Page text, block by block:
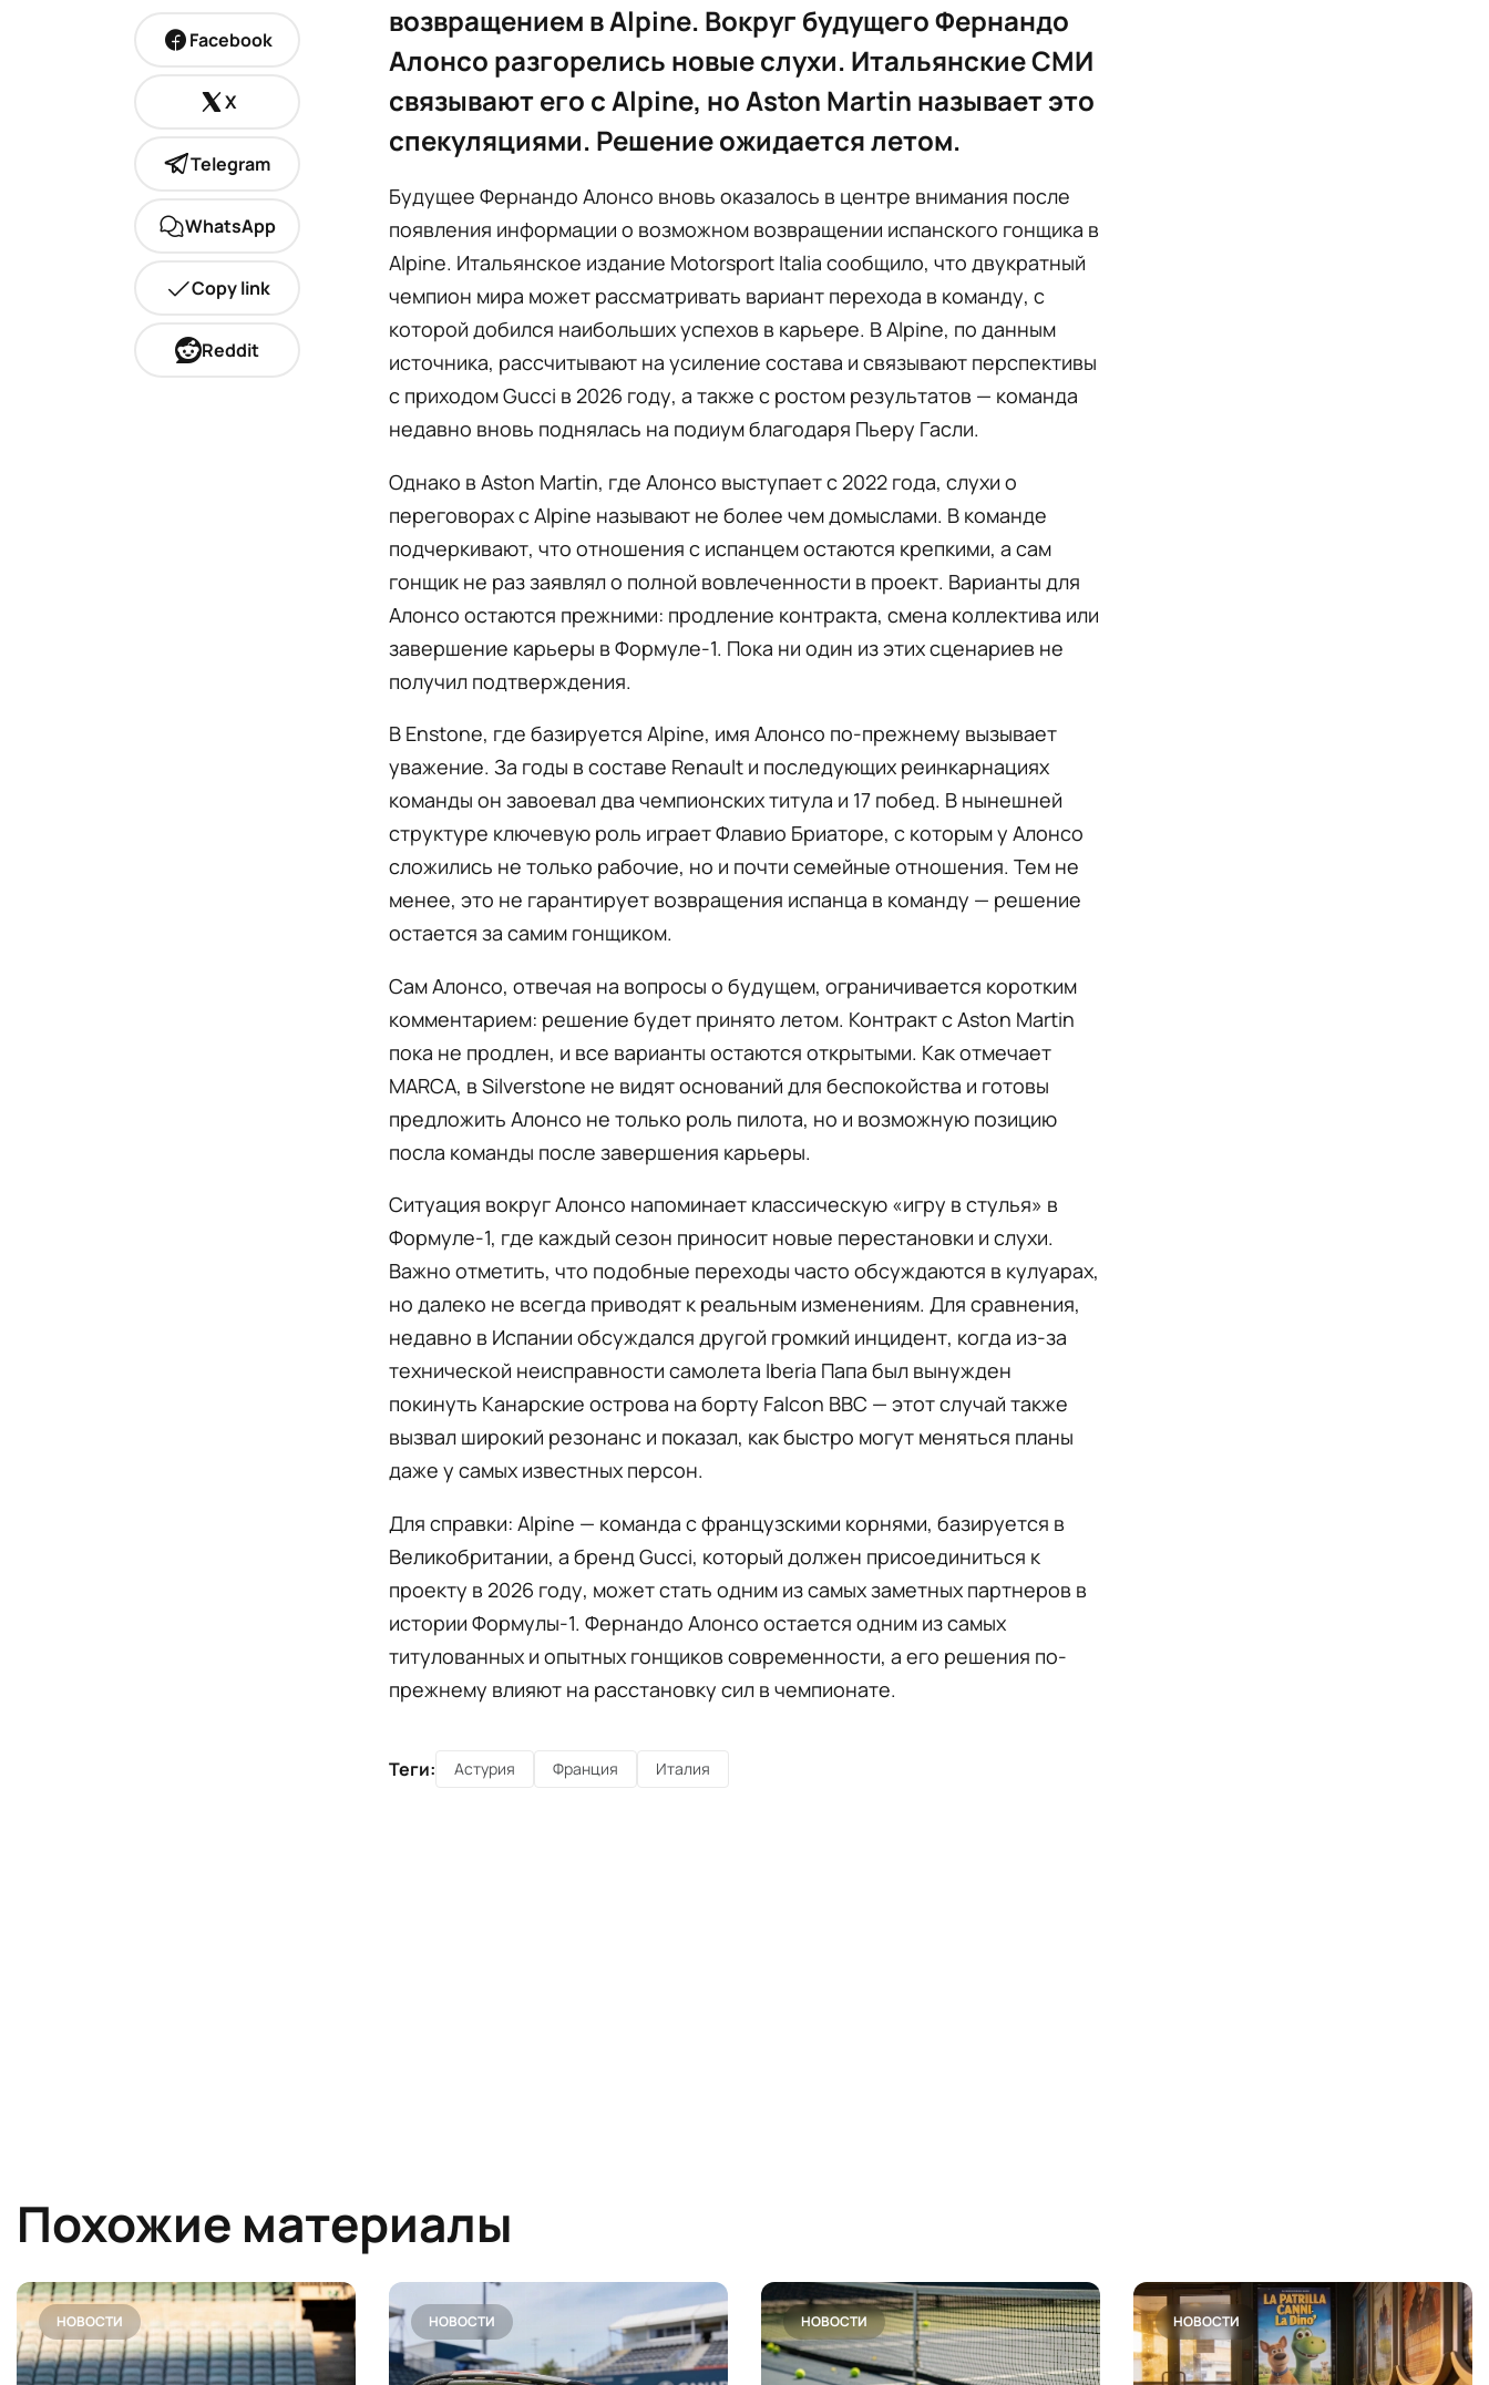
Facebook
X
Telegram
WhatsApp
Copy link
Reddit
возвращением в Alpine. Вокруг будущего Фернандо
Алонсо разгорелись новые слухи. Итальянские СМИ
связывают его с Alpine, но Aston Martin называет это
спекуляциями. Решение ожидается летом.
Будущее Фернандо Алонсо вновь оказалось в центре внимания после
появления информации о возможном возвращении испанского гонщика в
Alpine. Итальянское издание Motorsport Italia сообщило, что двукратный
чемпион мира может рассматривать вариант перехода в команду, с
которой добился наибольших успехов в карьере. В Alpine, по данным
источника, рассчитывают на усиление состава и связывают перспективы
с приходом Gucci в 2026 году, а также с ростом результатов — команда
недавно вновь поднялась на подиум благодаря Пьеру Гасли.
Однако в Aston Martin, где Алонсо выступает с 2022 года, слухи о
переговорах с Alpine называют не более чем домыслами. В команде
подчеркивают, что отношения с испанцем остаются крепкими, а сам
гонщик не раз заявлял о полной вовлеченности в проект. Варианты для
Алонсо остаются прежними: продление контракта, смена коллектива или
завершение карьеры в Формуле-1. Пока ни один из этих сценариев не
получил подтверждения.
В Enstone, где базируется Alpine, имя Алонсо по-прежнему вызывает
уважение. За годы в составе Renault и последующих реинкарнациях
команды он завоевал два чемпионских титула и 17 побед. В нынешней
структуре ключевую роль играет Флавио Бриаторе, с которым у Алонсо
сложились не только рабочие, но и почти семейные отношения. Тем не
менее, это не гарантирует возвращения испанца в команду — решение
остается за самим гонщиком.
Сам Алонсо, отвечая на вопросы о будущем, ограничивается коротким
комментарием: решение будет принято летом. Контракт с Aston Martin
пока не продлен, и все варианты остаются открытыми. Как отмечает
MARCA, в Silverstone не видят оснований для беспокойства и готовы
предложить Алонсо не только роль пилота, но и возможную позицию
посла команды после завершения карьеры.
Ситуация вокруг Алонсо напоминает классическую «игру в стулья» в
Формуле-1, где каждый сезон приносит новые перестановки и слухи.
Важно отметить, что подобные переходы часто обсуждаются в кулуарах,
но далеко не всегда приводят к реальным изменениям. Для сравнения,
недавно в Испании обсуждался другой громкий инцидент, когда из-за
технической неисправности самолета Iberia Папа был вынужден
покинуть Канарские острова на борту Falcon ВВС — этот случай также
вызвал широкий резонанс и показал, как быстро могут меняться планы
даже у самых известных персон.
Для справки: Alpine — команда с французскими корнями, базируется в
Великобритании, а бренд Gucci, который должен присоединиться к
проекту в 2026 году, может стать одним из самых заметных партнеров в
истории Формулы-1. Фернандо Алонсо остается одним из самых
титулованных и опытных гонщиков современности, а его решения по-
прежнему влияют на расстановку сил в чемпионате.
Теги: Астурия Франция Италия
Похожие материалы
НОВОСТИ НОВОСТИ НОВОСТИ НОВОСТИ